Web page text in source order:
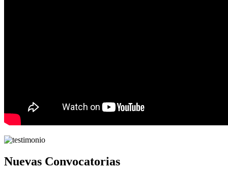
Nuevas Convocatorias